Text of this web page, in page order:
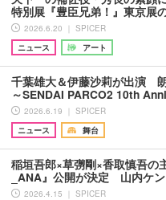
特別展『豊臣兄弟！』東京
2026.6.20 ｜ SPICER
ニュース
アート
千葉雄大＆伊藤沙莉が出演
～SENDAI PARCO2 10th
2026.6.19 ｜ SPICER
ニュース
舞台
稲垣吾郎×草彅剛×香取慎吾の
_ANA』公開が決定 山内ケ
2026.4.15 ｜ SPICER